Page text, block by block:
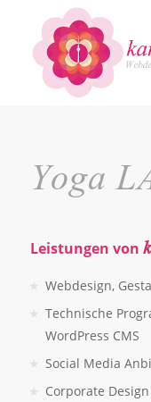
Yoga
Leistungen von
Webdesign,
Technische
WordPress CMS
Social Media
Corporate